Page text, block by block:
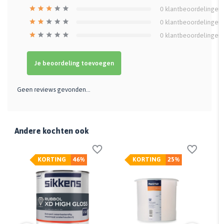
0
0
0
Je beoordeling toevoegen
Geen reviews gevonden...
Andere kochten ook
46%
KORTING 25%
KORTING